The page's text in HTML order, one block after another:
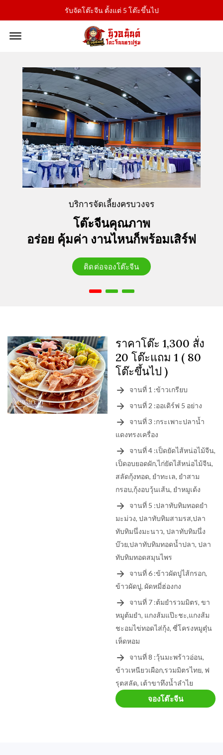
รับจัดโต๊ะจีน ตั้งแต่ 5 โต๊ะขึ้นไป
Offcanvas Menu Open
บริการจัดเลี้ยงครบวงจร
โต๊ะจีนคุณภาพ
อร่อย คุ้มค่า งานไหนก็พร้อมเสิร์ฟ
ติดต่อจองโต๊ะจีน
ราคาโต๊ะ 1,300 สั่ง
20 โต๊ะแถม 1 ( 80
โต๊ะขึ้นไป )
จานที่ 1 :ข้าวเกรียบ
จานที่ 2 :ออเดิร์ฟ 5 อย่าง
จานที่ 3 :กระเพาะปลาน้ำ
แดงทรงเครื่อง
จานที่ 4 :เป็ดยัดไส้หน่อไม้จีน,
เป็ดอบยอดผัก,ไก่ยัดไส้หน่อไม้จีน,
สลัดกุ้งทอด, ยำทะเล, ยำสาม
กรอบ,กุ้งอบวุ้นเส้น, ยำหมูเด้ง
จานที่ 5 :ปลาทับทิมทอดยำ
มะม่วง, ปลาทับทิมสามรส,ปลา
ทับทิมนึ่งมะนาว, ปลาทับทิมนึ่ง
บ๊วย,ปลาทับทิมทอดน้ำปลา, ปลา
ทับทิมทอดสมุนไพร
จานที่ 6 :ข้าวผัดปูไส้กรอก,
ข้าวผัดปู, ผัดหมี่ฮ่องกง
จานที่ 7 :ต้มยำรวมมิตร, ขา
หมูต้มยำ, แกงส้มแป๊ะชะ,แกงส้ม
ชะอมไข่ทอดไส่กุ้ง, ซี่โครงหมูตุ๋น
เห็ดหอม
จานที่ 8 :วุ้นมะพร้าวอ่อน,
ข้าวเหนียวเผือก,รวมมิตรไทย, ฟ
รุตสลัด, เต้าขาทึงน้ำลำไย
จองโต๊ะจีน